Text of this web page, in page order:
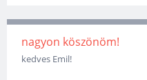
nagyon köszönöm!
kedves Emil!